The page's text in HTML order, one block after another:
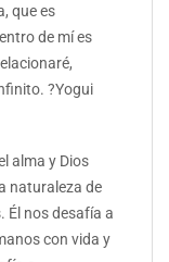
que es
de mí es
?Yogui
alma y Dios
naturaleza de
Él nos desafía a
con vida y